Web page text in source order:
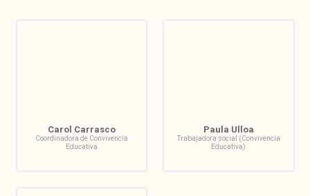
Carol Carrasco
Coordinadora de Convivencia
Educativa
Paula Ulloa
Trabajadora social (Convivencia
Educativa)